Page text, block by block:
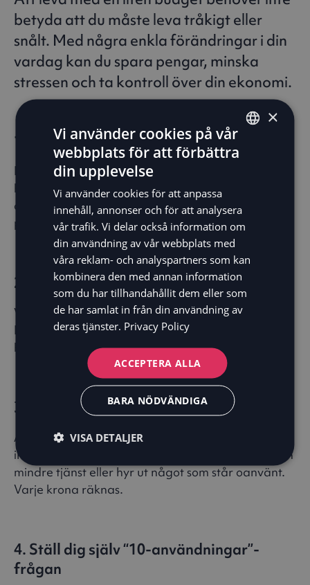
betyda att du måste leva tråkigt eller
snålt. Med några enkla förändringar i din
vardag kan du spara pengar, minska
stressen och ta kontroll över din ekonomi.
1. Budgetera baklänges
Börja med ditt sparmål, inte dina utgifter. Bestäm
hur mycket du vill lägga undan varje månad och
anpassa din konsumtion därefter. På så sätt
prioriterar du det som verkligen är viktigt.
2. Inför en köpfridag varje vecka
Välj en dag då du inte spenderar någonting alls.
Det ökar medvetenheten kring spontanköp och
hjälper dig att skapa sundare vanor.
3. Leta efter små inkomstökningar
Att spara blir lättare om du också ökar dina
intäkter lite. Sälj saker du inte använder, erbjud en
mindre tjänst eller hyr ut något som står oanvänt.
Varje krona räknas.
4. Ställ dig själv “10-användningar”-
frågan
ENGLISH
NO
×
Vi använder cookies på vår
webbplats för att förbättra
din upplevelse
Vi använder cookies för att anpassa
innehåll, annonser och för att analysera
vår trafik. Vi delar också information om
din användning av vår webbplats med
våra reklam- och analyspartners som kan
kombinera den med annan information
som du har tillhandahållit dem eller som
de har samlat in från din användning av
deras tjänster. Privacy Policy
ACCEPTERA ALLA
BARA NÖDVÄNDIGA
VISA DETALJER